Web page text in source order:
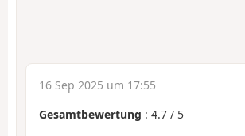
16 Sep 2025 um 17:55
Gesamtbewertung : 4.7 / 5